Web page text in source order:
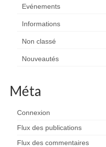
Evénements
Informations
Non classé
Nouveautés
Méta
Connexion
Flux des publications
Flux des commentaires